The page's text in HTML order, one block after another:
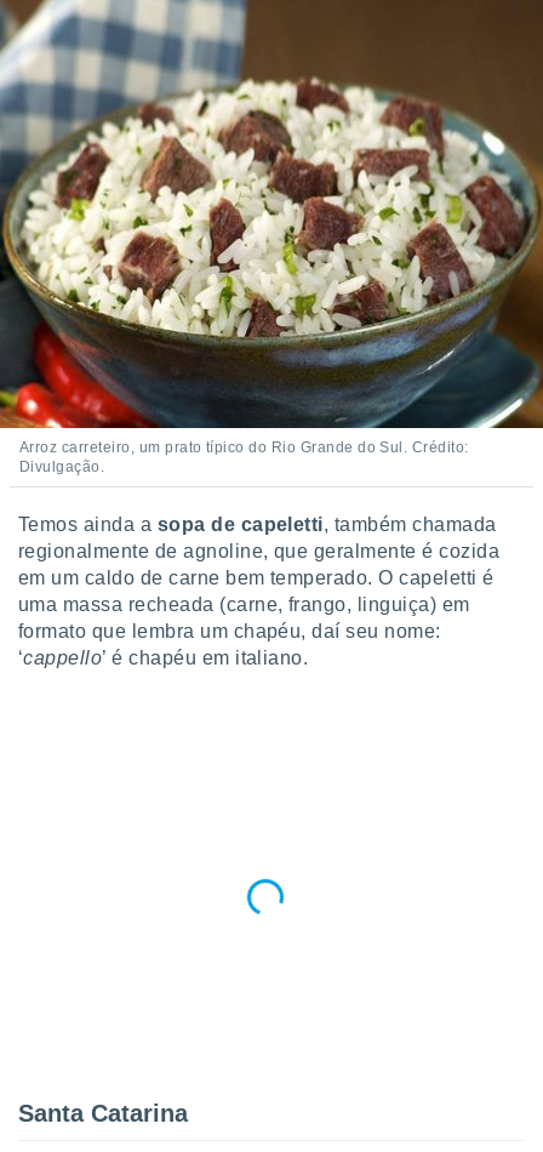
seus
com
qual se
tal,
ou opor-
qualquer
em “
na
o
de
num
para
utilizar
dados
Arroz carreteiro, um prato típico do Rio Grande do Sul. Crédito:
Divulgação.
Temos ainda a sopa de capeletti, também chamada
regionalmente de agnoline, que geralmente é cozida
em um caldo de carne bem temperado. O capeletti é
uma massa recheada (carne, frango, linguiça) em
formato que lembra um chapéu, daí seu nome:
‘cappello’ é chapéu em italiano.
Santa Catarina